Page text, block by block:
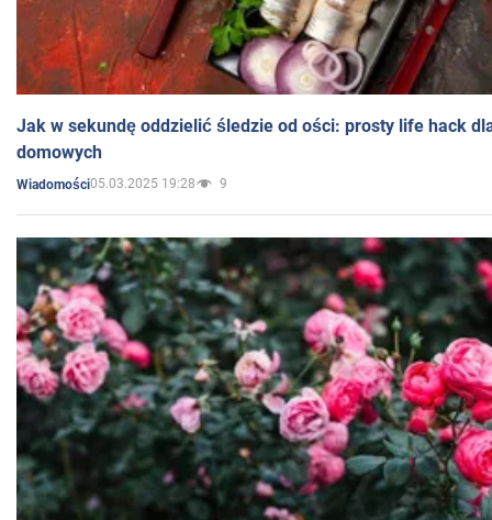
Jak w sekundę oddzielić śledzie od ości: prosty life hack
domowych
Wiadomości05.03.2025 19:28 9